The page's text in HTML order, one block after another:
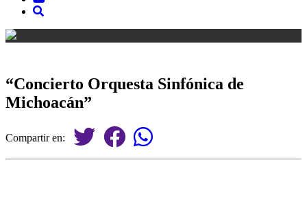
“Concierto Orquesta Sinfónica de
Michoacán”
Compartir en: